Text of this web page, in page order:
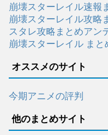
崩壊スターレイル速報
崩壊スターレイル攻略
スタレ攻略まとめアン
崩壊スターレイル まと
オススメのサイト
今期アニメの評判
他のまとめサイト